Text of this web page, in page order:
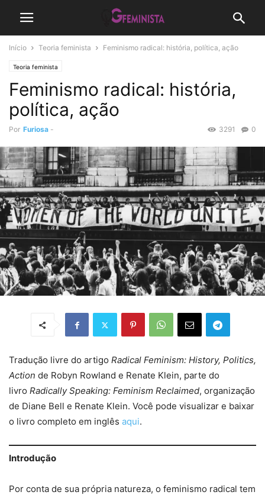
Início Teoria feminista Feminismo radical: história, política, ação
Teoria feminista
Feminismo radical: história,
política, ação
Por Furiosa - 0
3291
Tradução livre do artigo Radical Feminism: History, Politics,
Action de Robyn Rowland e Renate Klein, parte do
livro Radically Speaking: Feminism Reclaimed, organização
de Diane Bell e Renate Klein. Você pode visualizar e baixar
o livro completo em inglês aqui.
Introdução
Por conta de sua própria natureza, o feminismo radical tem